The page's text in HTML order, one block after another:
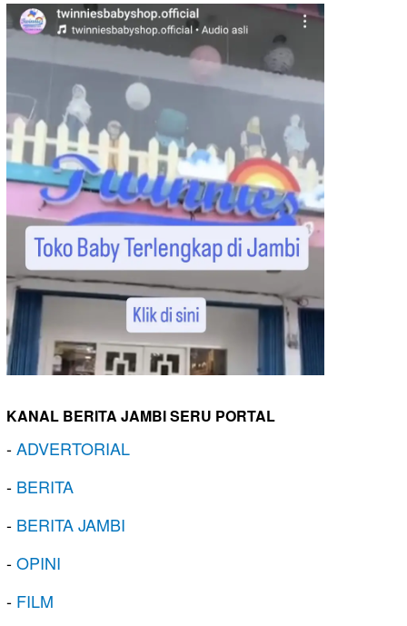
KANAL BERITA JAMBI SERU PORTAL
-ADVERTORIAL
- BERITA
- BERITA JAMBI
-OPINI
- FILM